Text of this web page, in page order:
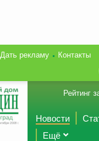
Дать рекламу
Контакты
Рейтинг
Новости
Ещё